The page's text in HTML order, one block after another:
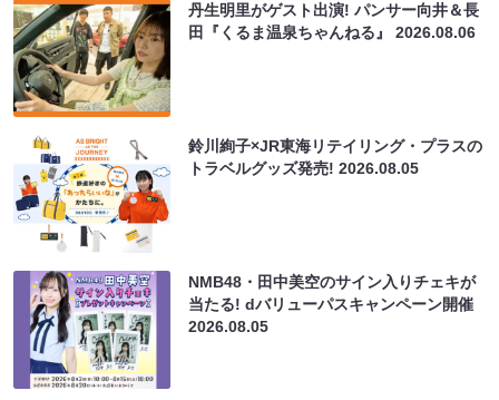
丹生明里がゲスト出演! パンサー向井＆長
田『くるま温泉ちゃんねる』2026.08.06
鈴川絢子×JR東海リテイリング・プラスの
トラベルグッズ発売!2026.08.05
NMB48・田中美空のサイン入りチェキが
当たる! dバリューパスキャンペーン開催
2026.08.05